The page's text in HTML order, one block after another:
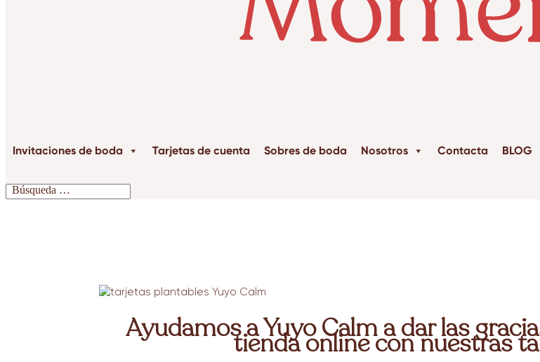
Invitaciones de boda Tarjetas de cuenta Sobres de boda Nosotros Contacta BLOG
Ayudamos a Yuyo Calm a dar las
tienda online con nuestras